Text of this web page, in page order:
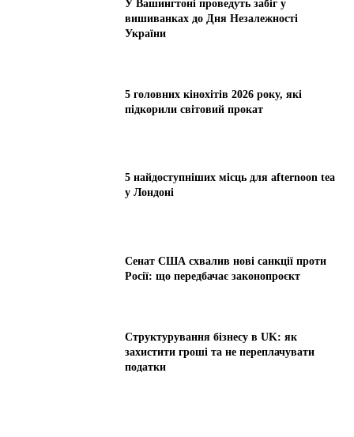
У Вашингтоні проведуть забіг у
вишиванках до Дня Незалежності
України
5 головних кінохітів 2026 року, які
підкорили світовий прокат
5 найдоступніших місць для afternoon tea
у Лондоні
Сенат США схвалив нові санкції проти
Росії: що передбачає законопроєкт
Структурування бізнесу в UK: як
захистити гроші та не переплачувати
податки